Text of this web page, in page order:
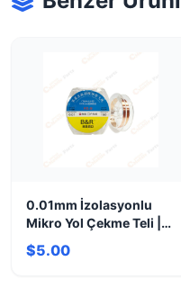
0.01mm İzolasyonlu
Mikro Yol Çekme Teli |
Hassas Devre Tamiri
$5.00